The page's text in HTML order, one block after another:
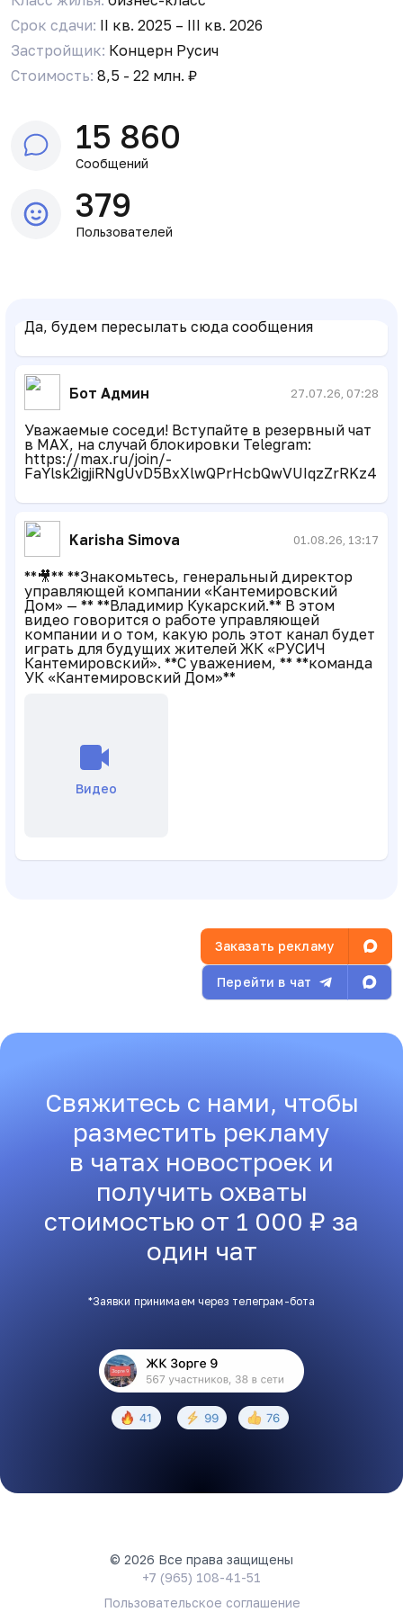
Срок сдачи: II кв. 2025 – III кв. 2026
Застройщик: Концерн Русич
Стоимость: 8,5 - 22 млн. ₽
15 860
Сообщений
379
Пользователей
Karisha Simova 01.08.26, 13:17
**🎥** **Знакомьтесь, генеральный директор
управляющей компании «Кантемировский
Дом» — ** **Владимир Кукарский.** В этом
видео говорится о работе управляющей
компании и о том, какую роль этот канал будет
играть для будущих жителей ЖК «РУСИЧ
Кантемировский». **С уважением, ** **команда
УК «Кантемировский Дом»**
Видео
Бот Админ 27.07.26, 07:28
Уважаемые соседи! Вступайте в резервный чат
в MAX, на случай блокировки Telegram:
https://max.ru/join/-
FaYlsk2igjiRNgUvD5BxXlwQPrHcbQwVUIqzZrRKz4
Да, будем пересылать сюда сообщения
Это активный канал
Р Ринат Виноградов
Ну и тут делитесь тоже
генеральным директором УК появятся на
канале немного позже.
Заказать рекламу
Перейти в чат
Свяжитесь с нами, чтобы
разместить рекламу
в чатах новостроек и
получить охваты
стоимостью от 1 000 ₽ за
один чат
*Заявки принимаем через телеграм-бота
© 2026 Все права защищены
+7 (965) 108-41-51
Пользовательское соглашение